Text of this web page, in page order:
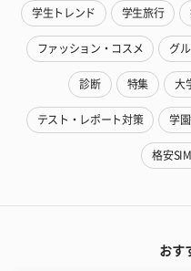
学生トレンド 学生旅行
ファッション・コスメ グル
診断 特集 大
テスト・レポート対策 学
格安
おす